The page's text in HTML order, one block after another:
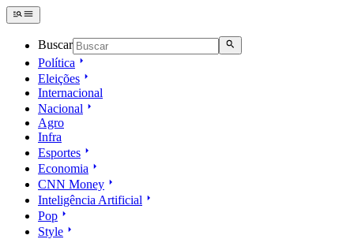
Buscar
Política
Eleições
Internacional
Nacional
Agro
Infra
Esportes
Economia
CNN Money
Inteligência Artificial
Pop
Style